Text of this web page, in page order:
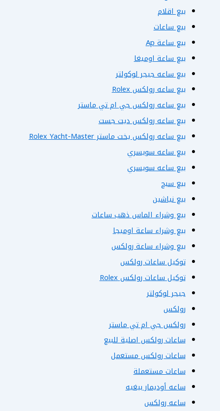
بيع اقلام
بيع ساعات
بيع ساعة Ap
بيع ساعة اوميغا
بيع ساعه جيجر لوكولتر
بيع ساعه رولكس Rolex
بيع ساعه رولكس جي ام تي ماستر
بيع ساعه رولكس ديت جست
بيع ساعه رولكس يخت ماستر Rolex Yacht-Master
بيع ساعه سويسري
بيع ساعه سويسري
بيع سبح
بيع نياشين
بيع وشراء الماس ذهب ساعات
بيع وشراء ساعة اوميجا
بيع وشراء ساعة رولكس
توكيل ساعات رولكس
توكيل ساعات رولكس Rolex
جيجر لوكولتر
رولكس
رولكس جي ام تي ماستر
ساعات رولكس اصلية للبيع
ساعات رولكس مستعمل
ساعات مستعملة
ساعه أوديمار بيغيه
ساعه رولكس